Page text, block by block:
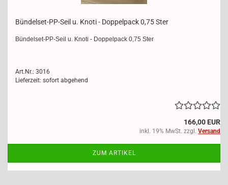
Bündelset-​​PP-​Seil u. Knoti - Dop­pel­pack 0,75 Ster
Bündelset-​PP-Seil u. Knoti - Dop­pel­pack 0,75 Ster
Art.Nr.: 3016
Lieferzeit: sofort abgehend
166,00 EUR
inkl. 19% MwSt. zzgl. Versand
ZUM ARTIKEL